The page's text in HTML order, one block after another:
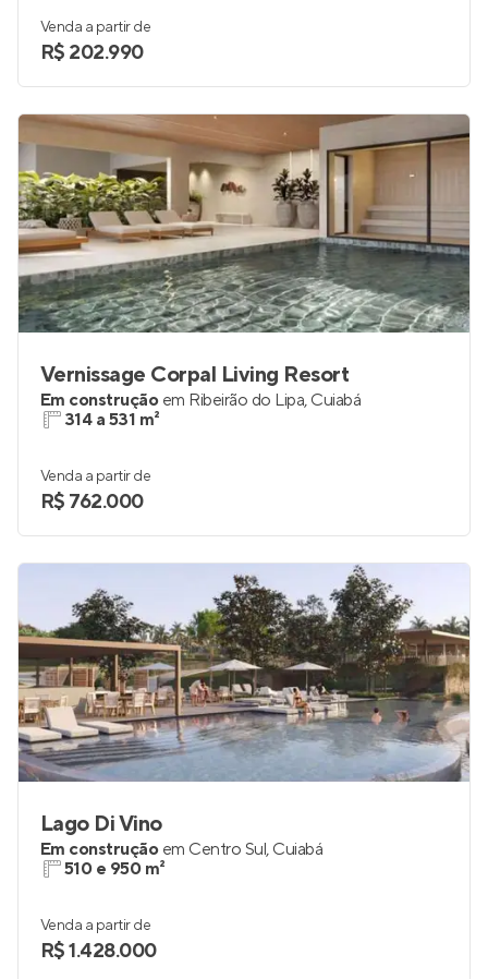
Venda a partir de
R$ 202.990
Vernissage Corpal Living Resort
Em construção em Ribeirão do Lipa, Cuiabá
314 a 531 m²
Venda a partir de
R$ 762.000
Lago Di Vino
Em construção em Centro Sul, Cuiabá
510 e 950 m²
Venda a partir de
R$ 1.428.000